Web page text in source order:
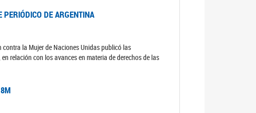
PERIÓDICO DE ARGENTINA
la Mujer de Naciones Unidas publicó las
relación con los avances en materia de derechos de las